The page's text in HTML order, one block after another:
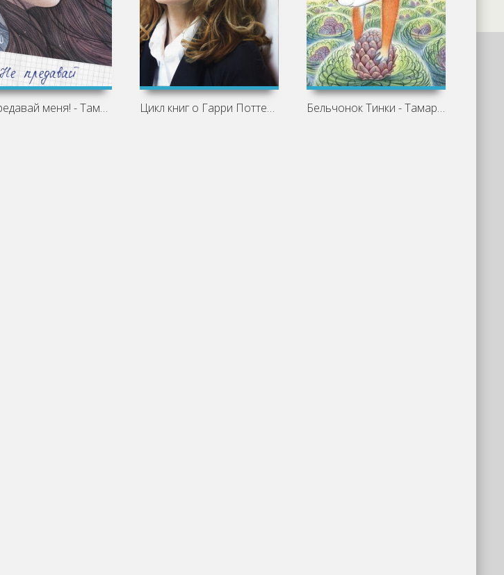
Не предавай меня! - Тамара Михеева » Цикл книг о Гарри Поттере Бельчонок Тинки - Тамара Михеева